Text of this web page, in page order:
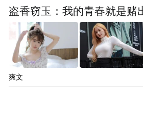
盗香窃玉：我的青春就是赌
爽文